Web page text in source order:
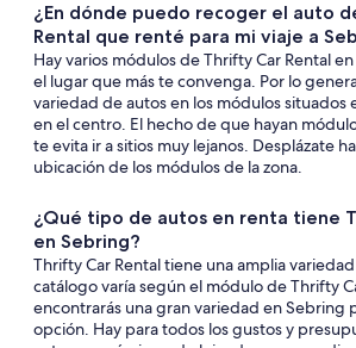
¿En dónde puedo recoger el auto
Rental que renté para mi viaje a
Hay varios módulos de Thrifty Car Rental
el lugar que más te convenga. Por lo
variedad de autos en los módulos situados
en el centro. El hecho de que hayan
te evita ir a sitios muy lejanos. Desplázate
ubicación de los módulos de la zona.
¿Qué tipo de autos en renta tiene
en Sebring?
Thrifty Car Rental tiene una amplia
catálogo varía según el módulo de Thrifty
encontrarás una gran variedad en Sebring
opción. Hay para todos los gustos y